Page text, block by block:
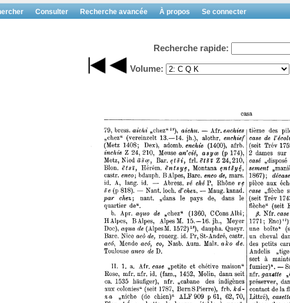
Consulter Recherche avancée À propos Se connecter
Recherche rapide:
Volume: